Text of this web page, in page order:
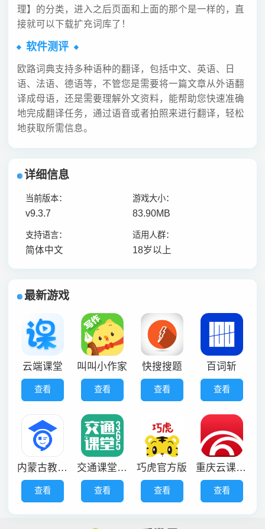
理】的分类，进入之后页面和上面的那个是一样的，直
接就可以下载扩充词库了！
软件测评
欧路词典支持多种语种的翻译，包括中文、英语、日
语、法语、德语等，不管您是需要将一篇文章从外语翻
译成母语，还是需要理解外文资料，能帮助您快速准确
地完成翻译任务，通过语音或者拍照来进行翻译，轻松
地获取所需信息。
详细信息
当前版本：
v9.3.7
游戏大小：
83.90MB
支持语言：
简体中文
适用人群：
18岁以上
最新游戏
云端课堂
查看
叫叫小作家
查看
快搜搜题
查看
百词斩
查看
内蒙古教育云平台
查看
交通课堂365
查看
巧虎官方版
查看
重庆云课堂在线教育平台
查看